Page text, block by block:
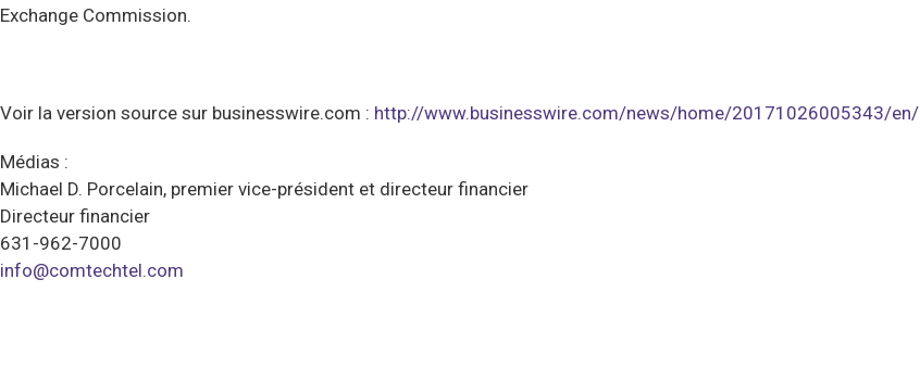
Exchange Commission.
Voir la version source sur businesswire.com : http://www.businesswire.com/news/home/20171026005343/en/
Médias :
Michael D. Porcelain, premier vice-président et directeur financier
Directeur financier
631-962-7000
info@comtechtel.com